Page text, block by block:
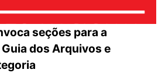
seções para a
dos Arquivos e